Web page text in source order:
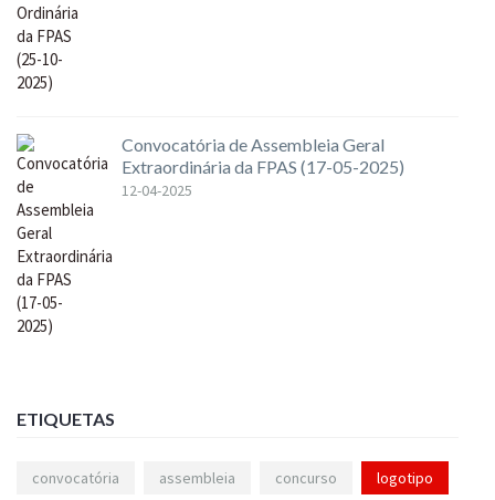
Convocatória de Assembleia Geral
Extraordinária da FPAS (17-05-2025)
12-04-2025
ETIQUETAS
convocatória assembleia concurso logotipo